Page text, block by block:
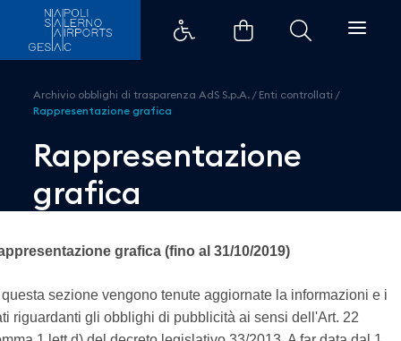
Rappresentazione grafica -
Archivio obblighi di trasparenza AdS S.p.A. / Enti controllati /
Rappresentazione grafica
Rappresentazione
grafica
grafica (fino al 31/10/2019)
sezione vengono tenute aggiornate la informazioni e i
riguardanti gli obblighi di pubblicità ai sensi dell'Art. 22